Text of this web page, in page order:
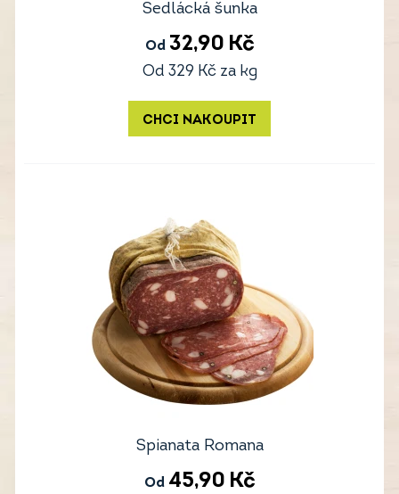
Sedlácká šunka
Od 32,90 Kč
Od 329 Kč za kg
CHCI NAKOUPIT
Spianata Romana
Od 45,90 Kč